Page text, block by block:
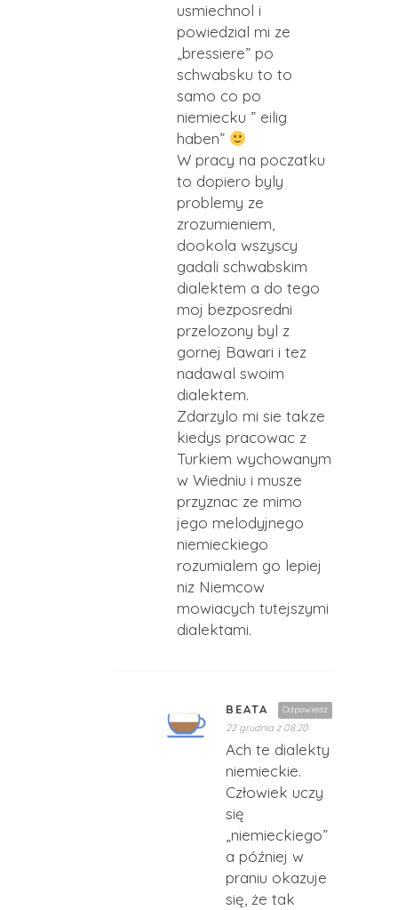
usmiechnol i
powiedzial mi ze
„bressiere” po
schwabsku to to
samo co po
niemiecku ” eilig
haben”
W pracy na poczatku
to dopiero byly
problemy ze
zrozumieniem,
dookola wszyscy
gadali schwabskim
dialektem a do tego
moj bezposredni
przelozony byl z
gornej Bawari i tez
nadawal swoim
dialektem.
Zdarzylo mi sie takze
kiedys pracowac z
Turkiem wychowanym
w Wiedniu i musze
przyznac ze mimo
jego melodyjnego
niemieckiego
rozumialem go lepiej
niz Niemcow
mowiacych tutejszymi
dialektami.
Odpowiedz
BEATA
22 grudnia z 08:20
Ach te dialekty
niemieckie.
Człowiek uczy
się
„niemieckiego”
a później w
praniu okazuje
się, że tak